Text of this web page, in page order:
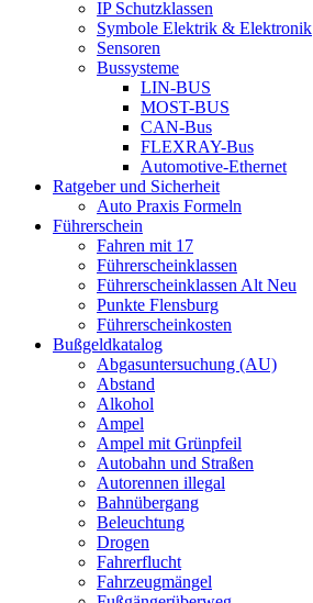
IP Schutzklassen
Symbole Elektrik & Elektronik
Sensoren
Bussysteme
LIN-BUS
MOST-BUS
CAN-Bus
FLEXRAY-Bus
Automotive-Ethernet
Ratgeber und Sicherheit
Auto Praxis Formeln
Führerschein
Fahren mit 17
Führerscheinklassen
Führerscheinklassen Alt Neu
Punkte Flensburg
Führerscheinkosten
Bußgeldkatalog
Abgasuntersuchung (AU)
Abstand
Alkohol
Ampel
Ampel mit Grünpfeil
Autobahn und Straßen
Autorennen illegal
Bahnübergang
Beleuchtung
Drogen
Fahrerflucht
Fahrzeugmängel